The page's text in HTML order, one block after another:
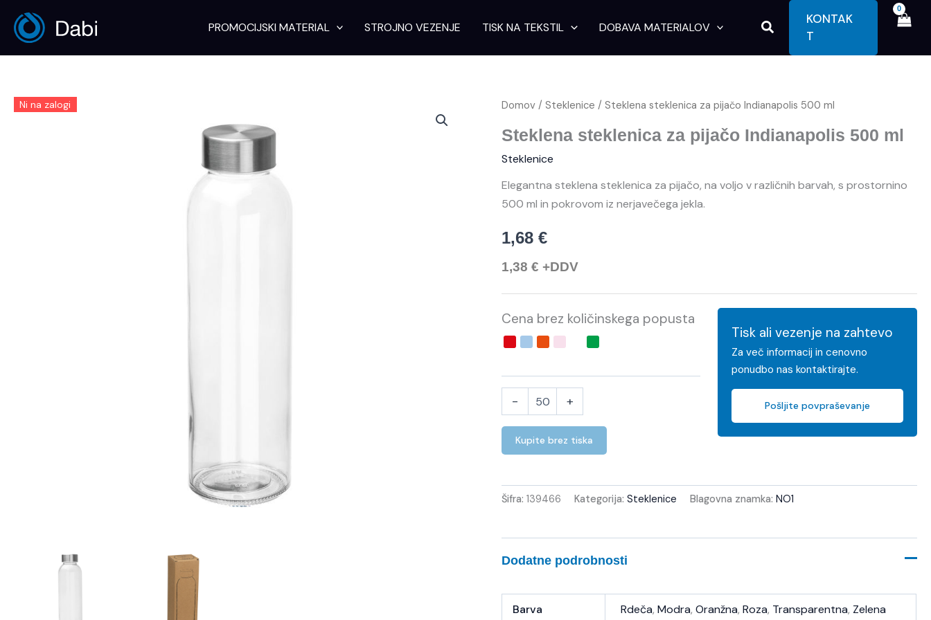
content
PROMOCIJSKI MATERIAL STROJNO VEZENJE TISK NA TEKSTIL DOBAVA MATERIALOV Search
KONTAK
T
Ni na zalogi Domov / Steklenice / Steklena steklenica za pijačo Indianapolis 500 ml
Steklena steklenica za pijačo Indianapolis 500 ml
Steklenice
Elegantna steklena steklenica za pijačo, na voljo v različnih barvah, s prostornino
500 ml in pokrovom iz nerjavečega jekla.
1,68€
1,38€ +DDV
Cena brez količinskega popusta
-
Steklena
za
pijačo
Indianapolis
ml
količina
+
Kupite brez tiska
Tisk ali vezenje na zahtevo
Za več informacij in cenovno
ponudbo nas kontaktirajte.
Pošljite povpraševanje
Šifra:139466 Kategorija:Steklenice Blagovna znamka: NO1
Dodatne podrobnosti
Barva Rdeča, Modra, Oranžna, Roza, Transparentna, Zelena